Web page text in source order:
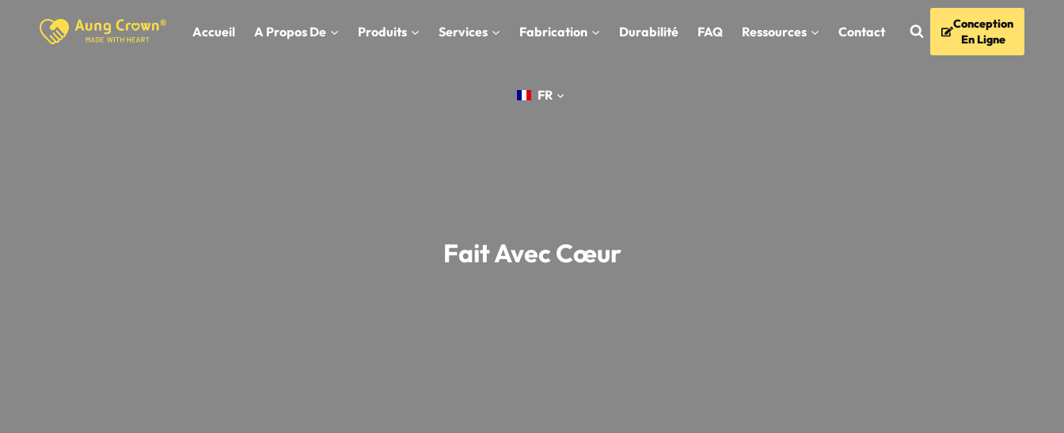
Accueil A Propos De Produits Services Fabrication Durabilité FAQ Ressources Contact
FR
Conception
En Ligne
Fait Avec Cœur